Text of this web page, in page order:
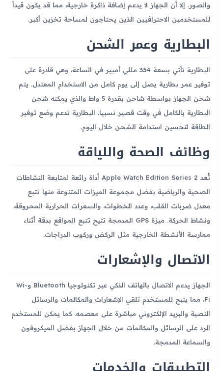
والصور. إلا أن الجهاز لا يدعم إضافة ذاكرة خارجية، مما قد يكون قيداً
للمستخدمين الاحترافيين الذين يحتاجون لمساحة تخزين أكبر.
البطارية وعمر الشحن
البطارية تأتي بسعة 334 مللي أمبير في الساعة، وهي قادرة على
توفير عمر بطارية يصل إلى يوم كامل من الاستخدام المعتدل. يتم
شحن الجهاز بواسطة شاحن بقدرة 5 واط والذي يمكنه شحن
البطارية بالكامل في وقت قصير نسبيا. البطارية تدعم وضع توفير
الطاقة لتحسين استدامة الشحن خلال اليوم.
وظائف الصحة واللياقة
تُعد Apple Watch Edition Series 2 أداة رائعة لمتابعة النشاطات
الصحية والرياضية بفضل مجموعة الميزات المتنوعة منها تتبع
معدل ضربات القلب، وعدد الخطوات، والسعرات الحرارية المحروقة،
ونشاط الحركة. ميزة GPS المدمجة تتيح تتبع المواقع بدقة أثناء
ممارسة الأنشطة الخارجية مثل الركض وركوب الدراجات.
الاتصال والإشعارات
الجهاز يدعم الاتصال بالهاتف الذكي عبر تكنولوجيا Bluetooth وWi-
Fi، مما يتيح للمستخدم تلقي الإشعارات والمكالمات والرسائل
النصية والبريد الإلكتروني مباشرة على معصمه. كما يمكن للمستخدم
الرد على الرسائل والمكالمات من خلال الجهاز بفضل الميكروفون
والسماعة المدمجة.